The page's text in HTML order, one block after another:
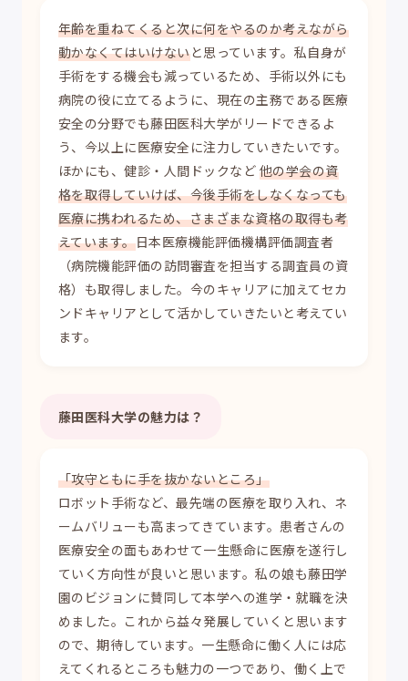
年齢を重ねてくると次に何をやるのか考えながら
動かなくてはいけないと思っています。私自身が
手術をする機会も減っているため、手術以外にも
病院の役に立てるように、現在の主務である医療
安全の分野でも藤田医科大学がリードできるよ
う、今以上に医療安全に注力していきたいです。
ほかにも、健診・人間ドックなど 他の学会の資
格を取得していけば、今後手術をしなくなっても
医療に携われるため、さまざまな資格の取得も考
えています。日本医療機能評価機構評価調査者
（病院機能評価の訪問審査を担当する調査員の資
格）も取得しました。今のキャリアに加えてセカ
ンドキャリアとして活かしていきたいと考えてい
ます。
藤田医科大学の魅力は？
「攻守ともに手を抜かないところ」
ロボット手術など、最先端の医療を取り入れ、ネ
ームバリューも高まってきています。患者さんの
医療安全の面もあわせて一生懸命に医療を遂行し
ていく方向性が良いと思います。私の娘も藤田学
園のビジョンに賛同して本学への進学・就職を決
めました。これから益々発展していくと思います
ので、期待しています。一生懸命に働く人には応
えてくれるところも魅力の一つであり、働く上で